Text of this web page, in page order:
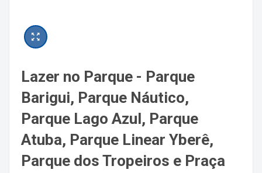
Lazer no Parque - Parque
Barigui, Parque Náutico,
Parque Lago Azul, Parque
Atuba, Parque Linear Yberê,
Parque dos Tropeiros e Praça